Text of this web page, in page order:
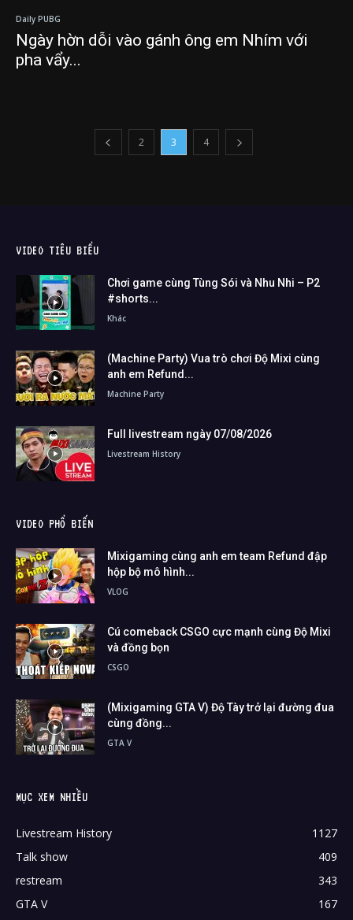
Daily PUBG
Ngày hờn dỗi vào gánh ông em Nhím với
pha vẩy...
2 3 4
VIDEO TIÊU BIỂU
Chơi game cùng Tùng Sói và Nhu Nhi – P2
#shorts...
Khác
(Machine Party) Vua trò chơi Độ Mixi cùng
anh em Refund...
Machine Party
Full livestream ngày 07/08/2026
Livestream History
VIDEO PHỔ BIẾN
Mixigaming cùng anh em team Refund đập
hộp bộ mô hình...
VLOG
Cú comeback CSGO cực mạnh cùng Độ Mixi
và đồng bọn
CSGO
(Mixigaming GTA V) Độ Tày trở lại đường đua
cùng đồng...
GTA V
MỤC XEM NHIỀU
Livestream History
1127
Talk show
409
restream
343
GTA V
167